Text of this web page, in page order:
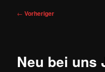
Beitragsnavigation
← Vorheriger
Neu bei uns